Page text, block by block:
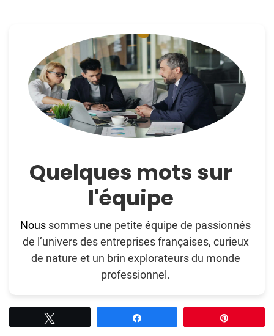
Quelques mots sur
l'équipe
Nous sommes une petite équipe de passionnés
de l’univers des entreprises françaises, curieux
de nature et un brin explorateurs du monde
professionnel.